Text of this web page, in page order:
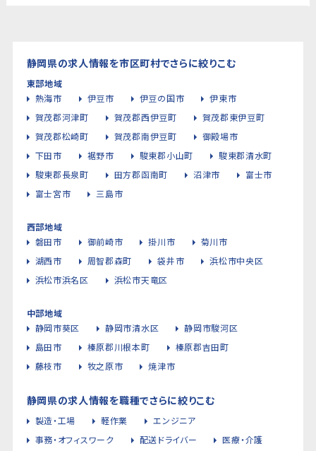
静岡県の求人情報を市区町村でさらに絞りこむ
東部地域
熱海市
伊豆市 伊豆の国市
伊東市
賀茂郡河津町
賀茂郡西伊豆町
賀茂郡東伊豆町
賀茂郡松崎町
賀茂郡南伊豆町
御殿場市
下田市
裾野市 駿東郡小山町
駿東郡清水町
駿東郡長泉町
田方郡函南町 沼津市
富士市
富士宮市
三島市
西部地域
磐田市
御前崎市 掛川市
菊川市
湖西市
周智郡森町 袋井市
浜松市中央区
浜松市浜名区
浜松市天竜区
中部地域
静岡市葵区
静岡市清水区
静岡市駿河区
島田市
榛原郡川根本町
榛原郡吉田町
藤枝市
牧之原市 焼津市
静岡県の求人情報を職種でさらに絞りこむ
製造・工場 軽作業
エンジニア
事務・オフィスワーク
配送ドライバー
医療・介護